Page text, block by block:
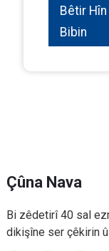
Bêtir Hîn
Bibin
Çûna Nava
Bi zêdetirî 40 sal
dikişîne ser çêkirin